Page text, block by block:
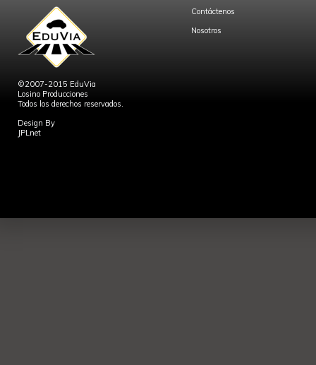
©2007-2015 EduVia
Losino Producciones
Todos los derechos reservados.
Design By
JPLnet
Contáctenos
Nosotros